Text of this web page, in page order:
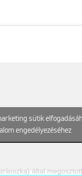
által
sütik
engedélyezéséhez